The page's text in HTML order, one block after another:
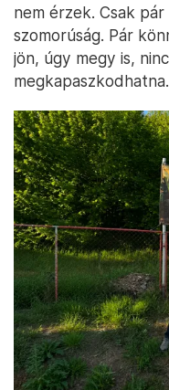
nem érzek. Csak
szomorúság. Pár
jön, úgy megy is,
megkapaszkodhatna.